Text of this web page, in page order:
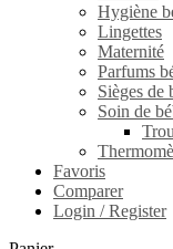
Hygiène
Lingettes
Maternité
Parfums
Sièges de
Soin de
Favoris
Comparer
Login / Register